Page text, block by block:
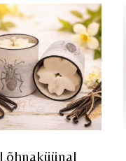
Lõhnaküünal